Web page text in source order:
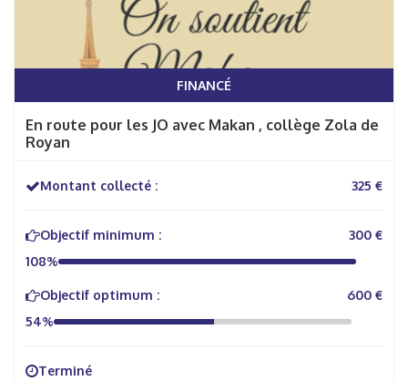
FINANCÉ
En route pour les JO avec Makan , collège Zola de
Royan
Montant collecté : 325 €
Objectif minimum :
300 €
108%
Objectif optimum :
600 €
54%
Terminé